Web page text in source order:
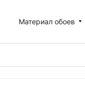
Материал обоев